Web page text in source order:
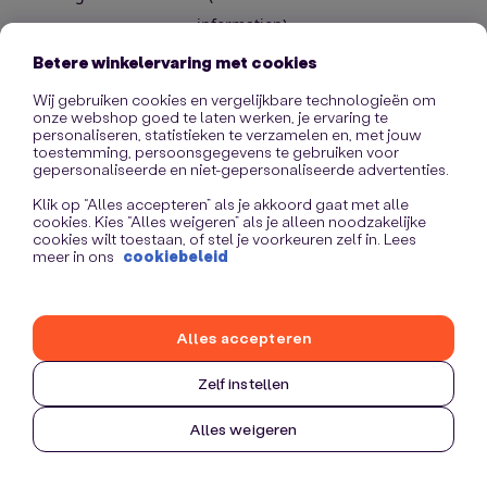
information).
Betere winkelervaring met cookies
Wij gebruiken cookies en vergelijkbare technologieën om
onze webshop goed te laten werken, je ervaring te
personaliseren, statistieken te verzamelen en, met jouw
toestemming, persoonsgegevens te gebruiken voor
gepersonaliseerde en niet-gepersonaliseerde advertenties.
Klik op “Alles accepteren” als je akkoord gaat met alle
cookies. Kies “Alles weigeren” als je alleen noodzakelijke
cookies wilt toestaan, of stel je voorkeuren zelf in. Lees
meer in ons cookiebeleid
Zelf instellen
Alles weigeren
Alles accepteren